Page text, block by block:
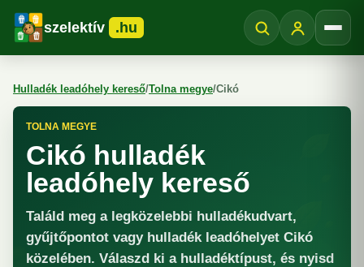
szelektív .hu
Hulladék leadóhely kereső/Tolna megye/Cikó
TOLNA MEGYE
Cikó hulladék
leadóhely kereső
Találd meg a legközelebbi hulladékudvart,
gyűjtőpontot vagy hulladék leadóhelyet Cikó
közelében. Válaszd ki a hulladéktípust, és nyisd